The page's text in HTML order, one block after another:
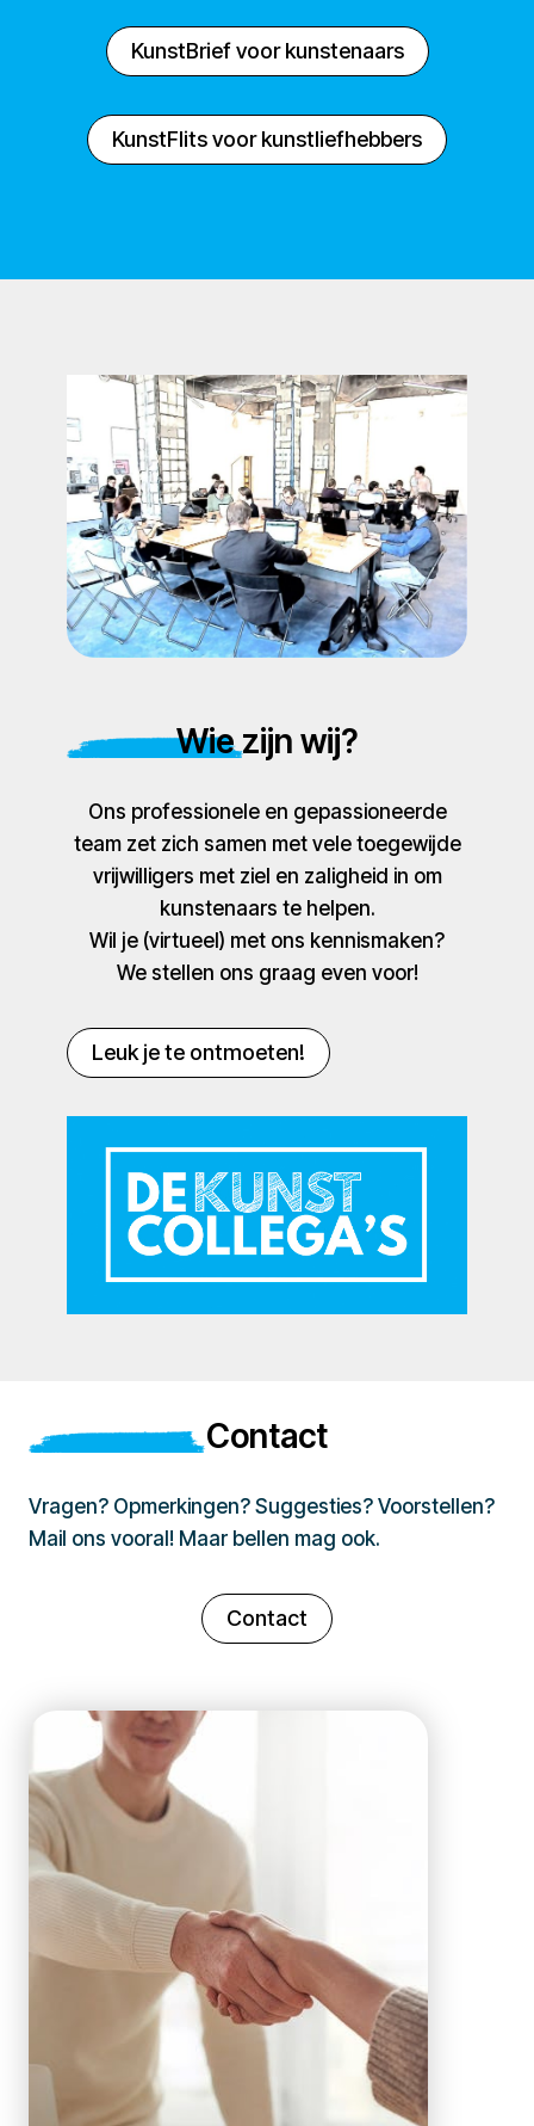
KunstBrief voor kunstenaars
KunstFlits voor kunstliefhebbers
Wie zijn wij?
Ons professionele en gepassioneerde
team zet zich samen met vele toegewijde
vrijwilligers met ziel en zaligheid in om
kunstenaars te helpen.
Wil je (virtueel) met ons kennismaken?
We stellen ons graag even voor!
Leuk je te ontmoeten!
Contact
Vragen? Opmerkingen? Suggesties? Voorstellen?
Mail ons vooral! Maar bellen mag ook.
Contact